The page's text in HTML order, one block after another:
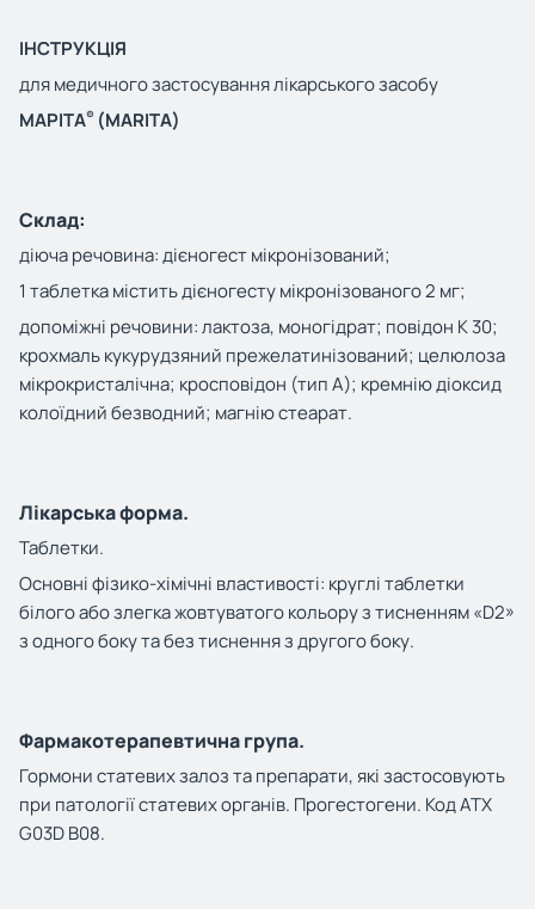
ІНСТРУКЦІЯ
для медичного застосування лікарського засобу
МАРІТА® (MARITA)
Склад:
діюча речовина:дієногест мікронізований;
1 таблетка містить дієногесту мікронізованого 2 мг;
допоміжні речовини:лактоза, моногідрат; повідон К 30;
крохмаль кукурудзяний прежелатинізований; целюлоза
мікрокристалічна; кросповідон (тип А); кремнію діоксид
колоїдний безводний; магнію стеарат.
Лікарська форма.
Таблетки.
Основні фізико-хімічні властивості: круглі таблетки
білого або злегка жовтуватого кольору з тисненням «D2»
з одного боку та без тиснення з другого боку.
Фармакотерапевтична група.
Гормони статевих залоз та препарати, які застосовують
при патології статевих органів. Прогестогени. Код АТХ
G03D B08.